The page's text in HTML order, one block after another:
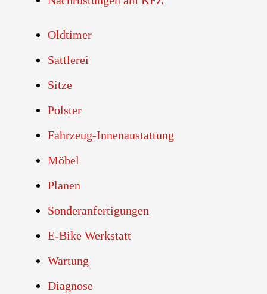
Oldtimer
Sattlerei
Sitze
Polster
Fahrzeug-Innenaustattung
Möbel
Planen
Sonderanfertigungen
E-Bike Werkstatt
Wartung
Diagnose